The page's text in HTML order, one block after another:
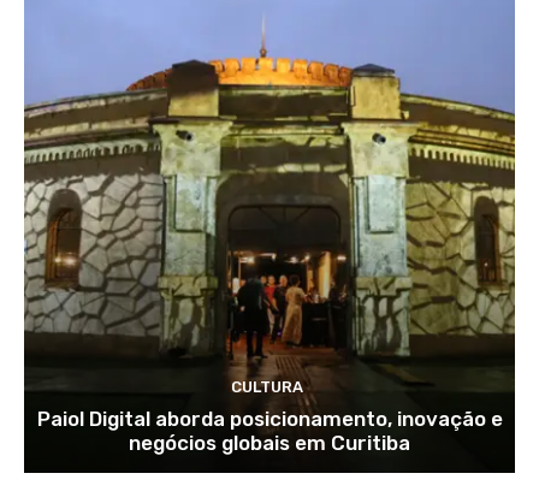
CULTURA
Paiol Digital aborda posicionamento, inovação e
negócios globais em Curitiba